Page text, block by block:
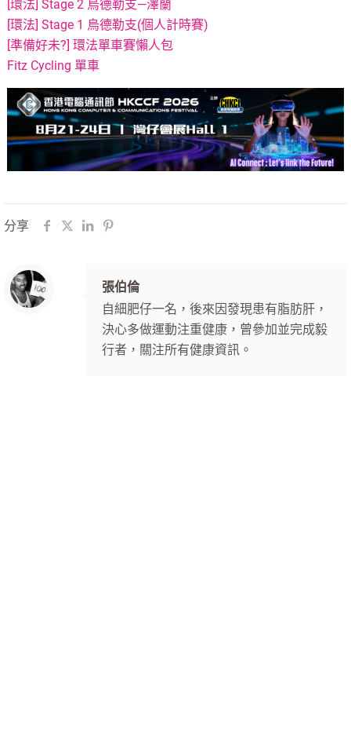
[環法] Stage 2 烏德勒支—澤蘭
[環法] Stage 1 烏德勒支(個人計時賽)
[準備好未?] 環法單車賽懶人包
Fitz Cycling 單車
分享
張伯倫
自細肥仔一名，後來因發現患有脂肪肝，
決心多做運動注重健康，曾參加並完成毅
行者，關注所有健康資訊。